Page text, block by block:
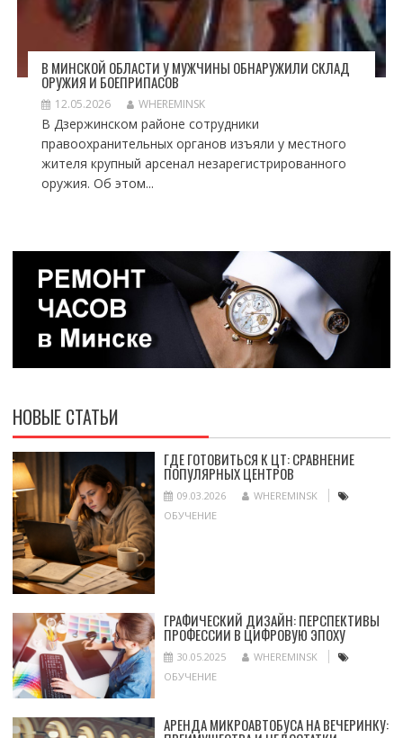
В МИНСКОЙ ОБЛАСТИ У МУЖЧИНЫ ОБНАРУЖИЛИ СКЛАД
ОРУЖИЯ И БОЕПРИПАСОВ
12.05.2026 WHEREMINSK
В Дзержинском районе сотрудники
правоохранительных органов изъяли у местного
жителя крупный арсенал незарегистрированного
оружия. Об этом...
НОВЫЕ СТАТЬИ
ГДЕ ГОТОВИТЬСЯ К ЦТ: СРАВНЕНИЕ
ПОПУЛЯРНЫХ ЦЕНТРОВ
09.03.2026
WHEREMINSK
ОБУЧЕНИЕ
ГРАФИЧЕСКИЙ ДИЗАЙН: ПЕРСПЕКТИВЫ
ПРОФЕССИИ В ЦИФРОВУЮ ЭПОХУ
30.05.2025
WHEREMINSK
ОБУЧЕНИЕ
АРЕНДА МИКРОАВТОБУСА НА ВЕЧЕРИНКУ: